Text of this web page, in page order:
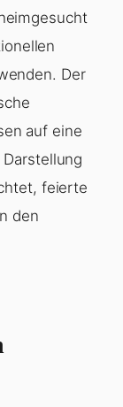
Der
auf eine
feierte
den